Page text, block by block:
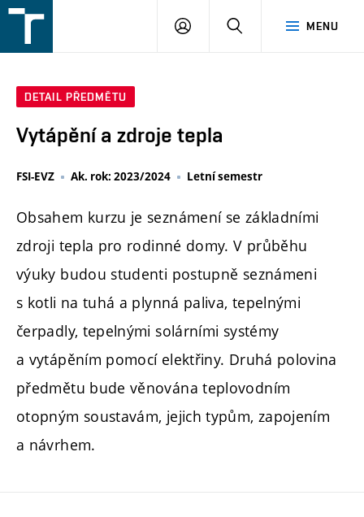
v
MENU
PŘIHLÁŠENÍ
DETAIL PŘEDMĚTU
Vytápění a zdroje tepla
FSI-EVZ Ak. rok: 2023/2024 Letní semestr
Obsahem kurzu je seznámení se základními
zdroji tepla pro rodinné domy. V průběhu
výuky budou studenti postupně seznámeni
s kotli na tuhá a plynná paliva, tepelnými
čerpadly, tepelnými solárními systémy
a vytápěním pomocí elektřiny. Druhá polovina
předmětu bude věnována teplovodním
otopným soustavám, jejich typům, zapojením
a návrhem.